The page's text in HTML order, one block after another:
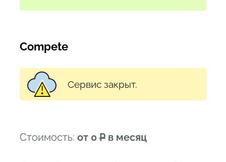
Compete
Сервис закрыт.
Стоимость: от 0 Р в месяц